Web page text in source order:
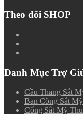
Theo dõi SHOP
Danh Mục Trợ
Cầu Thang Sắt
Ban Công Sắt
Cổng Sắt Mỹ